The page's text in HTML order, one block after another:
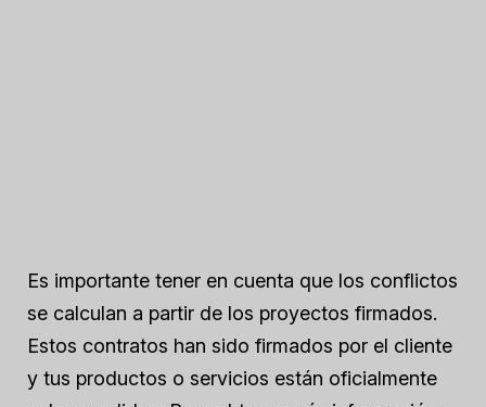
Es importante tener en cuenta que los conflictos
se calculan a partir de los proyectos firmados.
Estos contratos han sido firmados por el cliente
y tus productos o servicios están oficialmente